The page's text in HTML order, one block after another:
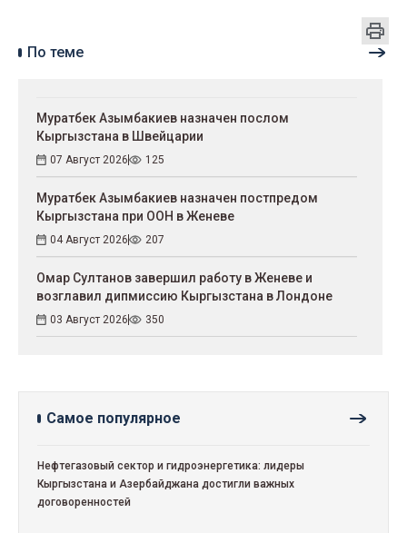
По теме
Муратбек Азымбакиев назначен послом
Кыргызстана в Швейцарии
07 Август 2026 125
Муратбек Азымбакиев назначен постпредом
Кыргызстана при ООН в Женеве
04 Август 2026 207
Омар Султанов завершил работу в Женеве и
возглавил дипмиссию Кыргызстана в Лондоне
03 Август 2026 350
Самое популярное
Нефтегазовый сектор и гидроэнергетика: лидеры
Кыргызстана и Азербайджана достигли важных
договоренностей